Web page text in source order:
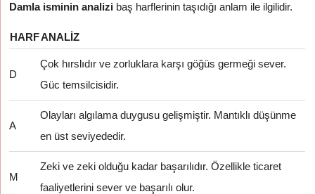
Damla isminin analizi baş harflerinin taşıdığı anlam ile ilgilidir.
HARFANALIZ
D
Çok hırslıdır ve zorluklara karşı göğüs germeği sever.
Güc temsilcisidir.
A
Olayları algılama duygusu gelişmiştir. Mantıklı düşünme
en üst seviyededir.
M
Zeki ve zeki olduğu kadar başarılıdır. Özellikle ticaret
faaliyetlerini sever ve başarılı olur.